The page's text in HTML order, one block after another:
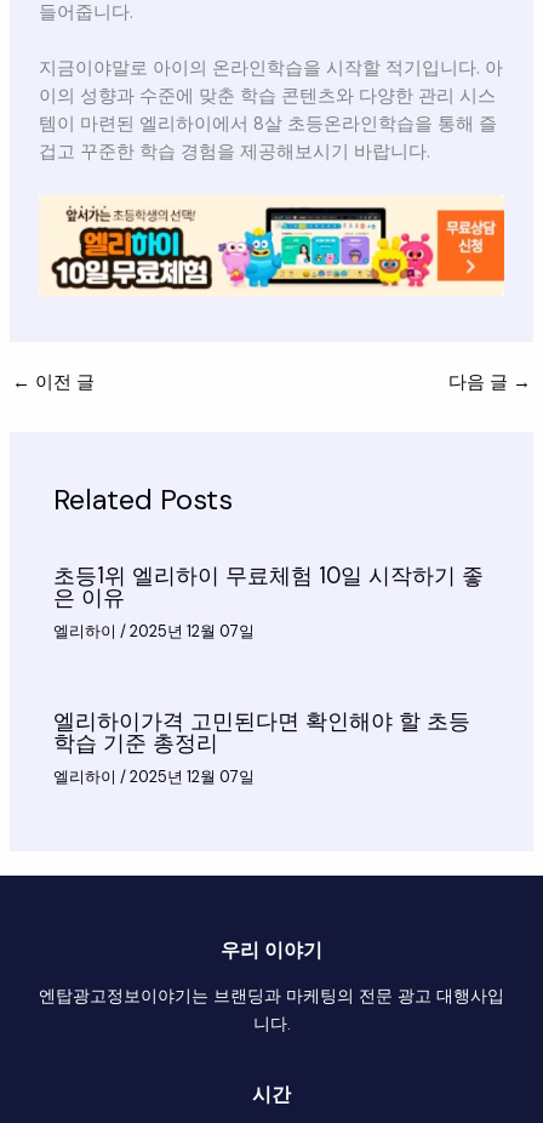
들어줍니다.
지금이야말로 아이의 온라인학습을 시작할 적기입니다. 아
이의 성향과 수준에 맞춘 학습 콘텐츠와 다양한 관리 시스
템이 마련된 엘리하이에서 8살 초등온라인학습을 통해 즐
겁고 꾸준한 학습 경험을 제공해보시기 바랍니다.
← 이전 글 다음 글 →
Related Posts
초등1위 엘리하이 무료체험 10일 시작하기 좋
은 이유
엘리하이 /2025년 12월 07일
엘리하이가격 고민된다면 확인해야 할 초등
학습 기준 총정리
엘리하이 /2025년 12월 07일
우리 이야기
엔탑광고정보이야기는 브랜딩과 마케팅의 전문 광고 대행사입
니다.
시간